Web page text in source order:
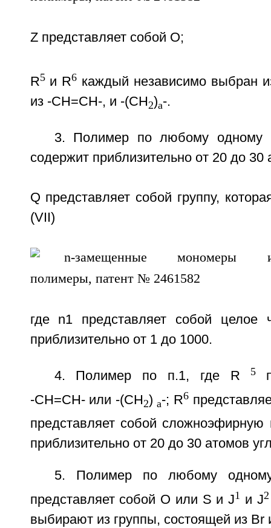
Z представляет собой О;
R5и R6 каждый независимо выбран
из -СН=СН-, и -(СН2)а-.
3. Полимер по любому
содержит приблизительно от 20 до 30
Q представляет собой группу,
(VII)
где n1 представляет собой целое
приблизительно от 1 до 1000.
4. Полимер по п.1, где R 5
-СН=СН- или -(СН2) а-; R6
представляет собой
приблизительно от 20 до 30 атомов
5. Полимер по любому
представляет собой О или S и J1 и J2
выбирают из группы, состоящей из Br